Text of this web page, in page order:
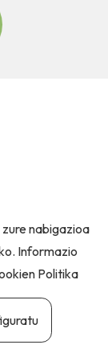
nabigazioa
Informazio
Politika